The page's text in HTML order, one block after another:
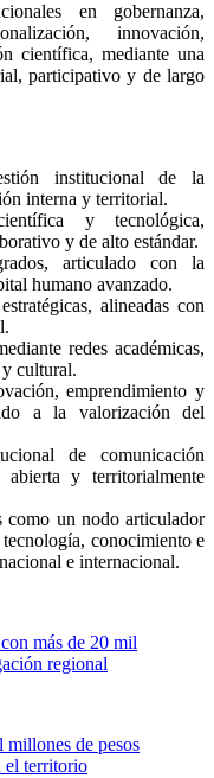
en gobernanza,
innovación,
científica, mediante una
participativo y de largo
institucional de la
interna y territorial.
y tecnológica,
y de alto estándar.
articulado con la
humano avanzado.
alineadas con
redes académicas,
cultural.
emprendimiento y
a la valorización del
de comunicación
y territorialmente
como un nodo articulador
conocimiento e
e internacional.
más de 20 mil
regional
millones de pesos
el territorio